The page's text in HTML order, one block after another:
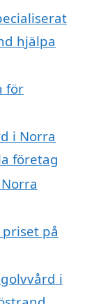
hjälpa
för
i Norra
företag
på
i